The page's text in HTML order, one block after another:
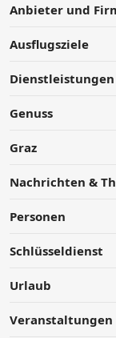
Anbieter und
Ausflugsziele
Dienstleistungen
Genuss
Graz
Nachrichten &
Personen
Schlüsseldienst
Urlaub
Veranstaltungen